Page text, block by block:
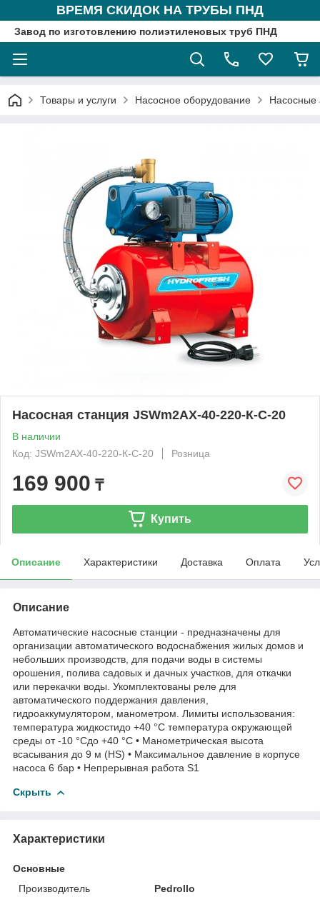
ВРЕМЯ СКИДОК НА ТРУБЫ ПНД
Завод по изготовлению полиэтиленовых труб ПНД
Товары и услуги Насосное оборудование Насосные
Насосная станция JSWm2AX-40-220-К-С-20
В наличии
Код: JSWm2AX-40-220-К-С-20
Розница
169 900 ₸
Купить
Описание Характеристики Доставка Оплата
Описание
Автоматические насосные станции - предназначены для
организации автоматического водоснабжения жилых домов и
небольших производств, для подачи воды в системы
орошения, полива садовых и дачных участков, для откачки
или перекачки воды. Укомплектованы реле для
автоматического поддержания давления,
гидроаккумулятором, манометром. Лимиты использования:
температура жидкостидо +40 °C температура окружающей
среды от -10 °Cдо +40 °C • Манометрическая высота
всасывания до 9 м (HS) • Максимальное давление в корпусе
насоса 6 бар • Непрерывная работа S1
Скрыть
Характеристики
Основные
Производитель
Pedrollo